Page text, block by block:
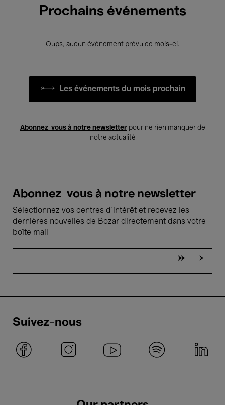
Prochains événements
Oups, aucun événement prévu ce mois-ci.
Les événements du mois prochain
Abonnez-vous à notre newsletterpour ne rien manquer de
notre actualité
Abonnez-vous à notre newsletter
Sélectionnez vos centres d'intérêt et recevez les
dernières nouvelles de Bozar directement dans votre
boîte mail
Suivez-nous